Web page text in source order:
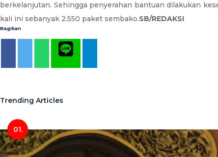
berkelanjutan. Sehingga penyerahan bantuan dilakukan
kali ini sebanyak 2.550 paket sembako.SB/REDAKSI
Bagikan
Trending Articles
01.